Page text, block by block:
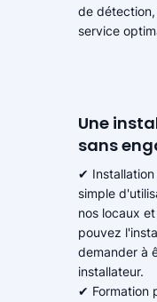
de
service
Une
sans
✔
simple
nos locaux
pouvez
demander à
installateur.
✔ Formation